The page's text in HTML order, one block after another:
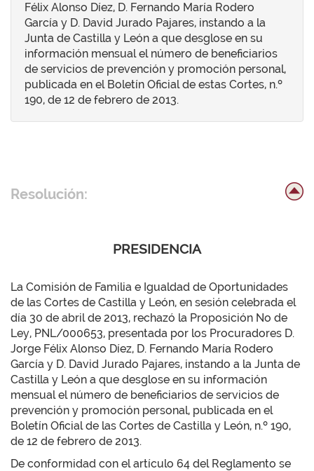
Félix Alonso Díez, D. Fernando María Rodero
García y D. David Jurado Pajares, instando a la
Junta de Castilla y León a que desglose en su
información mensual el número de beneficiarios
de servicios de prevención y promoción personal,
publicada en el Boletín Oficial de estas Cortes, n.º
190, de 12 de febrero de 2013.
Resolución:
PRESIDENCIA
La Comisión de Familia e Igualdad de Oportunidades
de las Cortes de Castilla y León, en sesión celebrada el
día 30 de abril de 2013, rechazó la Proposición No de
Ley, PNL/000653, presentada por los Procuradores D.
Jorge Félix Alonso Díez, D. Fernando María Rodero
García y D. David Jurado Pajares, instando a la Junta de
Castilla y León a que desglose en su información
mensual el número de beneficiarios de servicios de
prevención y promoción personal, publicada en el
Boletín Oficial de las Cortes de Castilla y León, n.º 190,
de 12 de febrero de 2013.
De conformidad con el artículo 64 del Reglamento se